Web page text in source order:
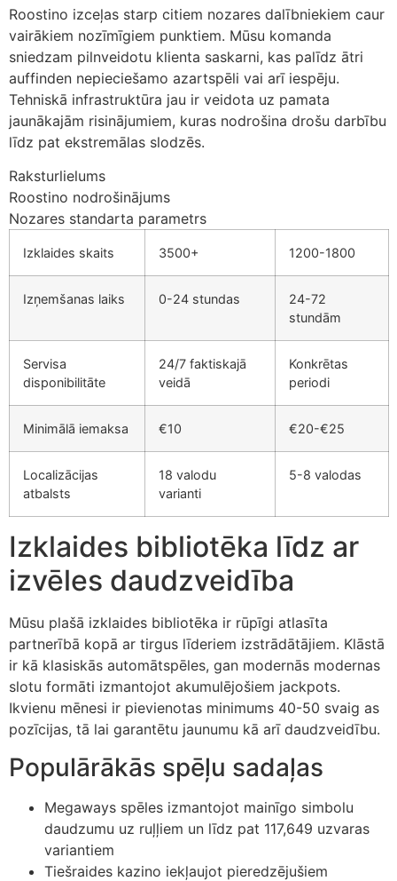
panel
panel
panel
panel
panel
Panel
Panel
panel
Oku
panel
panel
panel
panel
Roostino izceļas starp citiem nozares dalībniekiem caur
vairākiem nozīmīgiem punktiem. Mūsu komanda
sniedzam pilnveidotu klienta saskarni, kas palīdz ātri
auffinden nepieciešamo azartspēli vai arī iespēju.
Tehniskā infrastruktūra jau ir veidota uz pamata
jaunākajām risinājumiem, kuras nodrošina drošu darbību
līdz pat ekstremālas slodzēs.
Raksturlielums
Roostino nodrošinājums
Nozares standarta parametrs
Izklaides skaits 3500+ 1200-1800
Izņemšanas laiks 0-24 stundas
24-72
stundām
Servisa
disponibilitāte
24/7 faktiskajā
veidā
Konkrētas
periodi
Minimālā iemaksa €10 €20-€25
Localizācijas
atbalsts
18 valodu
varianti
5-8 valodas
Izklaides bibliotēka līdz ar
izvēles daudzveidība
Mūsu plašā izklaides bibliotēka ir rūpīgi atlasīta
partnerībā kopā ar tirgus līderiem izstrādātājiem. Klāstā
ir kā klasiskās automātspēles, gan modernās modernas
slotu formāti izmantojot akumulējošiem jackpots.
Ikvienu mēnesi ir pievienotas minimums 40-50 svaig as
pozīcijas, tā lai garantētu jaunumu kā arī daudzveidību.
Populārākās spēļu sadaļas
Megaways spēles izmantojot mainīgo simbolu
daudzumu uz ruļļiem un līdz pat 117,649 uzvaras
variantiem
Tiešraides kazino iekļaujot pieredzējušiem